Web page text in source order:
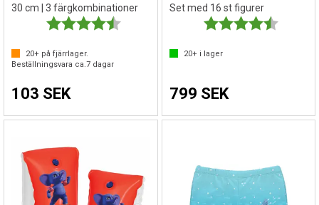
30 cm | 3 färgkombinationer
Betyg:
4.5 utav 5 stjärnor
20+ på fjärrlager.
Beställningsvara ca.7 dagar
103 SEK
Set med 16 st figurer
Betyg:
20+i lager
799 SEK